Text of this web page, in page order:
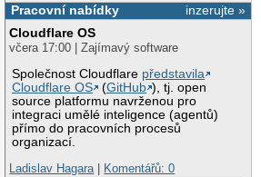
inzerujte »
Pracovní nabídky
Cloudflare OS
včera 17:00 | Zajímavý software
Společnost Cloudflare představila
Cloudflare OS
(GitHub ), tj. open
source platformu navrženou pro
integraci umělé inteligence (agentů)
přímo do pracovních procesů
organizací.
Ladislav Hagara| Komentářů: 0